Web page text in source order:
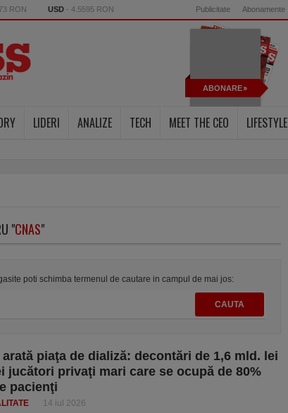
RON USD - 4.5595 RON Publicitate Abonamente
ABONARE
LIDERI ANALIZE TECH MEET THE CEO LIFESTYLE
"CNAS"
poti schimba termenul de cautare in campul de mai jos:
arată piaţa de dializă: decontări de 1,6 mld. lei
jucători privaţi mari care se ocupă de 80%
pacienţi
14 iul 2026